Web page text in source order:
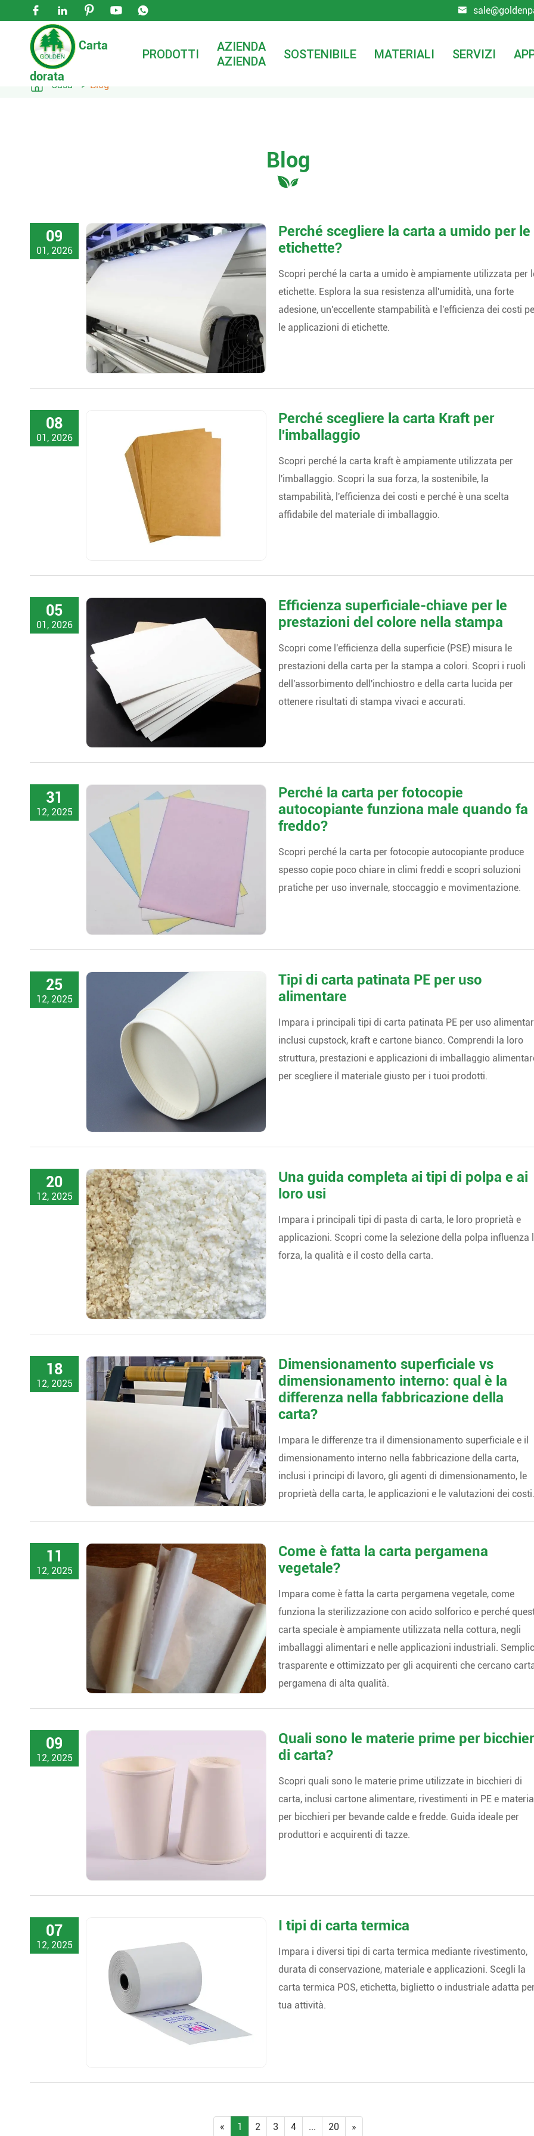
     
Carta
dorata
PRODOTTI
AZIENDA
AZIENDA
SOSTENIBILE MATERIALI SERVIZI
 Casa Blog
Blog
09
01, 2026
Perché scegliere la carta a umido per le
etichette?
Scopri perché la carta a umido è ampiamente utilizzata per
etichette. Esplora la sua resistenza all'umidità, una forte
adesione, un'eccellente stampabilità e l'efficienza dei costi
le applicazioni di etichette.
08
01, 2026
Perché scegliere la carta Kraft per
l'imballaggio
Scopri perché la carta kraft è ampiamente utilizzata per
l'imballaggio. Scopri la sua forza, la sostenibile, la
stampabilità, l'efficienza dei costi e perché è una scelta
affidabile del materiale di imballaggio.
05
01, 2026
Efficienza superficiale-chiave per le
prestazioni del colore nella stampa
Scopri come l'efficienza della superficie (PSE) misura le
prestazioni della carta per la stampa a colori. Scopri i ruoli
dell'assorbimento dell'inchiostro e della carta lucida per
ottenere risultati di stampa vivaci e accurati.
31
12, 2025
Perché la carta per fotocopie
autocopiante funziona male quando fa
freddo?
Scopri perché la carta per fotocopie autocopiante produce
spesso copie poco chiare in climi freddi e scopri soluzioni
pratiche per uso invernale, stoccaggio e movimentazione.
25
12, 2025
Tipi di carta patinata PE per uso
alimentare
Impara i principali tipi di carta patinata PE per uso
inclusi cupstock, kraft e cartone bianco. Comprendi la loro
struttura, prestazioni e applicazioni di imballaggio
per scegliere il materiale giusto per i tuoi prodotti.
20
12, 2025
Una guida completa ai tipi di polpa e ai
loro usi
Impara i principali tipi di pasta di carta, le loro proprietà e
applicazioni. Scopri come la selezione della polpa influenza
forza, la qualità e il costo della carta.
18
12, 2025
Dimensionamento superficiale vs
dimensionamento interno: qual è la
differenza nella fabbricazione della
carta?
Impara le differenze tra il dimensionamento superficiale e il
dimensionamento interno nella fabbricazione della carta,
inclusi i principi di lavoro, gli agenti di dimensionamento, le
proprietà della carta, le applicazioni e le valutazioni dei
11
12, 2025
Come è fatta la carta pergamena
vegetale?
Impara come è fatta la carta pergamena vegetale, come
funziona la sterilizzazione con acido solforico e perché
carta speciale è ampiamente utilizzata nella cottura, negli
imballaggi alimentari e nelle applicazioni industriali.
trasparente e ottimizzato per gli acquirenti che cercano
pergamena di alta qualità.
09
12, 2025
Quali sono le materie prime per
di carta?
Scopri quali sono le materie prime utilizzate in bicchieri di
carta, inclusi cartone alimentare, rivestimenti in PE e
per bicchieri per bevande calde e fredde. Guida ideale per
produttori e acquirenti di tazze.
07
12, 2025
I tipi di carta termica
Impara i diversi tipi di carta termica mediante rivestimento,
durata di conservazione, materiale e applicazioni. Scegli la
carta termica POS, etichetta, biglietto o industriale adatta
tua attività.
« 1 2 3 4 ... 20 »